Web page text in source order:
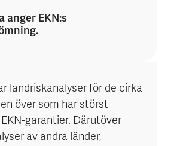
anger EKN:s
landriskanalyser för de cirka
över som har störst
garantier. Därutöver
av andra länder,